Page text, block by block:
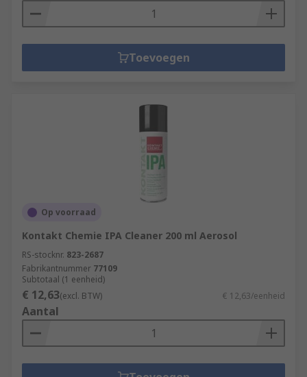
Toevoegen
Op voorraad
Kontakt Chemie IPA Cleaner 200 ml Aerosol
RS-stocknr. 823-2687
Fabrikantnummer 77109
Subtotaal (1 eenheid)
€ 12,63(excl. BTW) € 12,63/eenheid
Aantal